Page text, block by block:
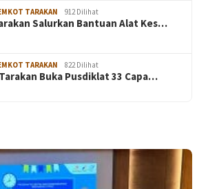
TARAKAN 912 Dilihat
Salurkan Bantuan Alat Kes…
TARAKAN 822 Dilihat
Buka Pusdiklat 33 Capa…